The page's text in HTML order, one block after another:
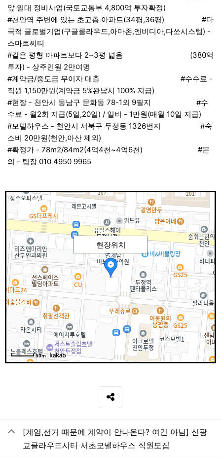
앞 일대 정비사업(국토교통부 4,800억 투자확정)
#천안역 주변에 있는 초고층 아파트(34평,36평) #다
국적 글로벌기업(구글클라우드,아마존,엔비디아,다쏘시스템) -
스마트씨티
#같은 평형 아파트보다 2~3평 넓음 (380억
투자) - 상주인원 2만여명
#계약금/중도금 무이자 대출 #수수료 -
직원 1,150만원(계약금 5%완납시 100% 지급)
#현장 - 천안시 동남구 문화동 78-1외 9필지 #수
수료 - 월2회 지급(5일,20일) / 일비 - 1만원(매월 10일 지급)
#모델하우스 - 천안시 서북구 두정동 1326번지 #숙
소비 20만원(천안,아산 제외)
#확정가 - 78m2/84m2(4억4천~4억6천) #문
의 - 팀장 010 4950 9965
현장위치
50m
SNS 공유
관련자료
[계엄,선거 때문에 계약이 안나온다? 여긴 아님] 신광
교클라우드시티 서초모델하우스 직원모집